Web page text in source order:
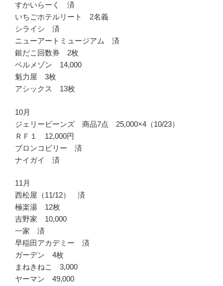
すかいらーく 済
いちごホテルリート 2名義
シライシ 済
ニューアートミュージアム 済
銀だこ回数券 2枚
ベルメゾン 14,000
魁力屋 3枚
アシックス 13枚
10月
ジェリービーンズ 商品7点 25,000×4（10/23）
ＲＦ１ 12,000円
ブロンコビリー 済
ナイガイ 済
11月
西松屋（11/12） 済
極楽湯 12枚
吉野家 10,000
一家 済
早稲田アカデミー 済
ガーデン 4枚
まねきねこ 3,000
ヤーマン 49,000